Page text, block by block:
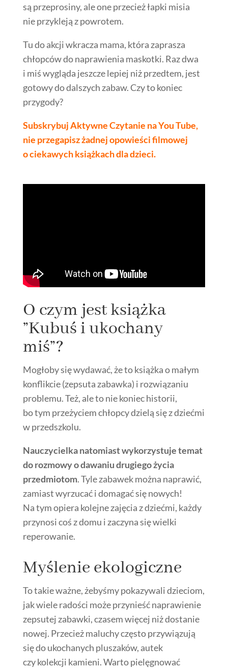
są przeprosiny, ale one przecież łapki misia
nie przykleją z powrotem.
Tu do akcji wkracza mama, która zaprasza
chłopców do naprawienia maskotki. Raz dwa
i miś wygląda jeszcze lepiej niż przedtem, jest
gotowy do dalszych zabaw. Czy to koniec
przygody?
Subskrybuj Aktywne Czytanie na You Tube,
nie przegapisz żadnej opowieści filmowej
o ciekawych książkach dla dzieci.
O czym jest książka
”Kubuś i ukochany
miś”?
Mogłoby się wydawać, że to książka o małym
konflikcie (zepsuta zabawka) i rozwiązaniu
problemu. Też, ale to nie koniec historii,
bo tym przeżyciem chłopcy dzielą się z dziećmi
w przedszkolu.
Nauczycielka natomiast wykorzystuje temat
do rozmowy o dawaniu drugiego życia
przedmiotom. Tyle zabawek można naprawić,
zamiast wyrzucać i domagać się nowych!
Na tym opiera kolejne zajęcia z dziećmi, każdy
przynosi coś z domu i zaczyna się wielki
reperowanie.
Myślenie ekologiczne
To takie ważne, żebyśmy pokazywali dzieciom,
jak wiele radości może przynieść naprawienie
zepsutej zabawki, czasem więcej niż dostanie
nowej. Przecież maluchy często przywiązują
się do ukochanych pluszaków, autek
czy kolekcji kamieni. Warto pielęgnować